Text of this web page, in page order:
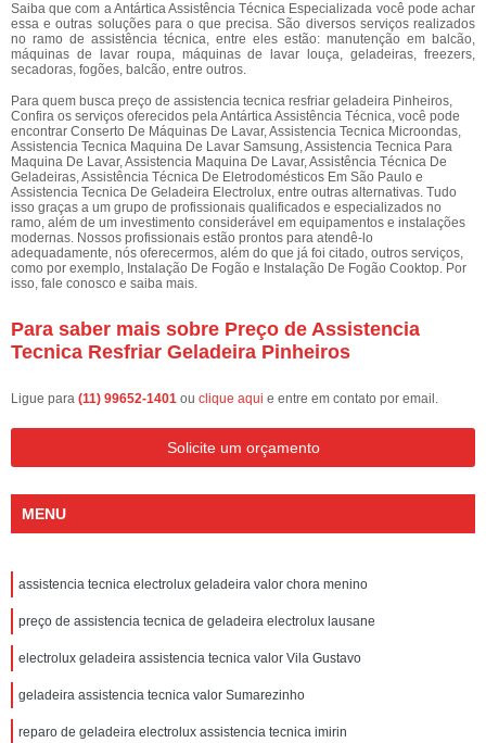
Saiba que com a Antártica Assistência Técnica Especializada você pode achar
essa e outras soluções para o que precisa. São diversos serviços realizados
no ramo de assistência técnica, entre eles estão: manutenção em balcão,
máquinas de lavar roupa, máquinas de lavar louça, geladeiras, freezers,
secadoras, fogões, balcão, entre outros.
Para quem busca preço de assistencia tecnica resfriar geladeira Pinheiros,
Confira os serviços oferecidos pela Antártica Assistência Técnica, você pode
encontrar Conserto De Máquinas De Lavar, Assistencia Tecnica Microondas,
Assistencia Tecnica Maquina De Lavar Samsung, Assistencia Tecnica Para
Maquina De Lavar, Assistencia Maquina De Lavar, Assistência Técnica De
Geladeiras, Assistência Técnica De Eletrodomésticos Em São Paulo e
Assistencia Tecnica De Geladeira Electrolux, entre outras alternativas. Tudo
isso graças a um grupo de profissionais qualificados e especializados no
ramo, além de um investimento considerável em equipamentos e instalações
modernas. Nossos profissionais estão prontos para atendê-lo
adequadamente, nós oferecermos, além do que já foi citado, outros serviços,
como por exemplo, Instalação De Fogão e Instalação De Fogão Cooktop. Por
isso, fale conosco e saiba mais.
Para saber mais sobre Preço de Assistencia
Tecnica Resfriar Geladeira Pinheiros
Ligue para (11) 99652-1401 ou clique aqui e entre em contato por email.
Solicite um orçamento
MENU
assistencia tecnica electrolux geladeira valor chora menino
preço de assistencia tecnica de geladeira electrolux lausane
electrolux geladeira assistencia tecnica valor Vila Gustavo
geladeira assistencia tecnica valor Sumarezinho
reparo de geladeira electrolux assistencia tecnica imirin